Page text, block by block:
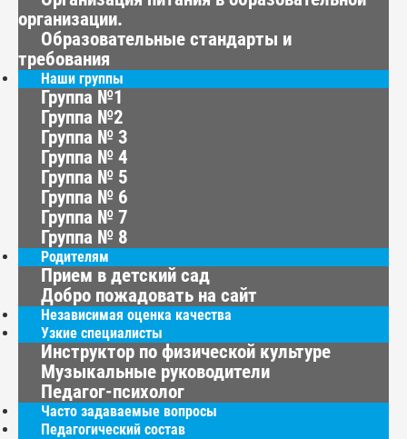
организации.
Образовательные стандарты и
требования
Наши группы
Группа №1
Группа №2
Группа № 3
Группа № 4
Группа № 5
Группа № 6
Группа № 7
Группа № 8
Родителям
Прием в детский сад
Добро пожадовать на сайт
Независимая оценка качества
Узкие специалисты
Инструктор по физической культуре
Музыкальные руководители
Педагог-психолог
Часто задаваемые вопросы
Педагогический состав